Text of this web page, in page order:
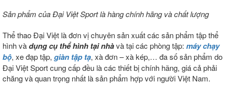
Sản phẩm của Đại Việt Sport là hàng chính hãng và chất lượng
Thể thao Đại Việt là đơn vị chuyên sản xuất các sản phẩm tập thể
hình vàdụng cụ thể hình tại nhàvà tại các phòng tập: máy chạy
bộ, xe đạp tập, giàn tập tạ, xà đơn – xà kép,… đa số sản phẩm do
Đại Việt Sport cung cấp đều là các thiết bị chính hãng, giá cả phải
chăng và quan trọng nhất là sản phẩm hợp với người Việt Nam.